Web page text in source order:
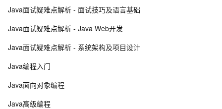
8 RabbitMQ：什么是消息队列MQ？为什么使用消息队列
10springcloud：springboot整合RabbitMQ｜RabbitMQ保
Java面试疑难点解析 - 面试技巧及语言基础
Java面试疑难点解析 - Java Web开发
Java面试疑难点解析 - 系统架构及项目设计
Java编程入门
Java面向对象编程
Java高级编程